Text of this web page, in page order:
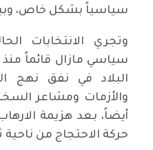
سياسياً بشكل خاص،
وتجري الانتخابات
سياسي مازال قائماً
البلاد في نفق نهج
والأزمات ومشاعر
أيضاً، بعد هزيمة
حركة الاحتجاج من ناحية